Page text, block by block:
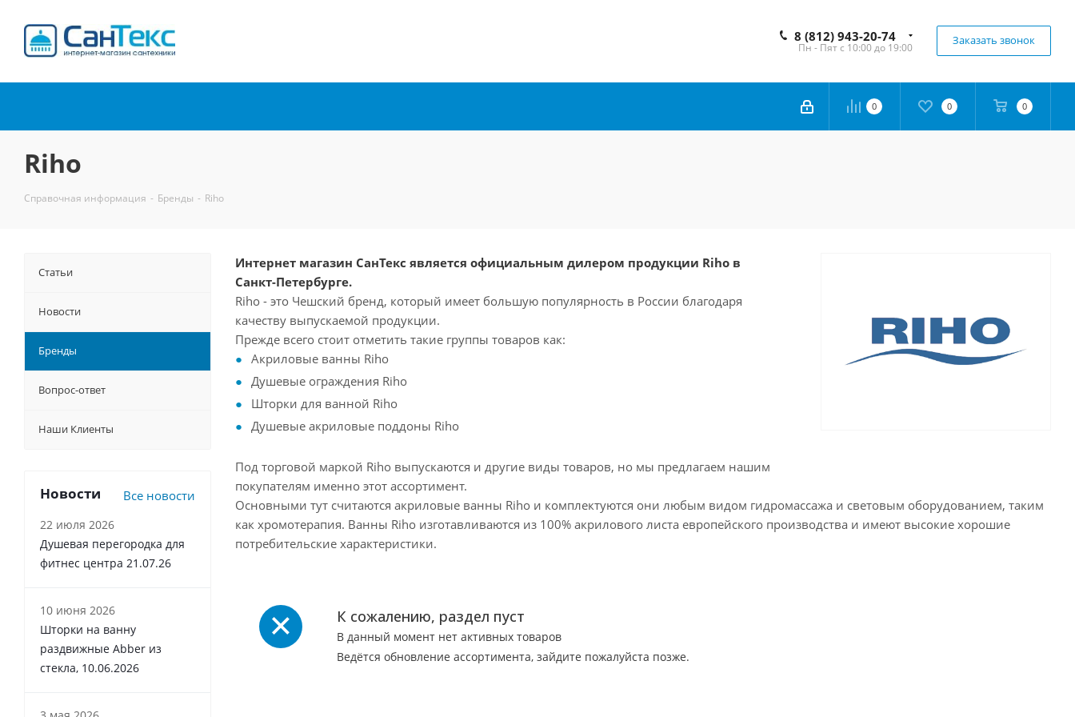
8 (812) 943-20-74
Пн - Пят с 10:00 до 19:00
Заказать звонок
0 0 0
Riho
Справочная информация - Бренды - Riho
Интернет магазин СанТекс является официальным дилером продукции Riho в
Санкт-Петербурге.
Riho - это Чешский бренд, который имеет большую популярность в России благодаря
качеству выпускаемой продукции.
Прежде всего стоит отметить такие группы товаров как:
Акриловые ванны Riho
Душевые ограждения Riho
Шторки для ванной Riho
Душевые акриловые поддоны Riho
Под торговой маркой Riho выпускаются и другие виды товаров, но мы предлагаем нашим
покупателям именно этот ассортимент.
Основными тут считаются акриловые ванны Riho и комплектуются они любым видом гидромассажа и световым оборудованием, таким
как хромотерапия. Ванны Riho изготавливаются из 100% акрилового листа европейского производства и имеют высокие хорошие
потребительские характеристики.
К сожалению, раздел пуст
В данный момент нет активных товаров
Ведётся обновление ассортимента, зайдите пожалуйста позже.
Статьи
Новости
Бренды
Вопрос-ответ
Наши Клиенты
Новости Все новости
22 июля 2026
Душевая перегородка для
фитнес центра 21.07.26
10 июня 2026
Шторки на ванну
раздвижные Abber из
стекла, 10.06.2026